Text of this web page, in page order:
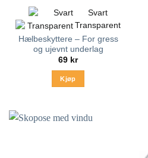
Svart
Transparent
Hælbeskyttere – For gress
og ujevnt underlag
69 kr
Kjøp
har